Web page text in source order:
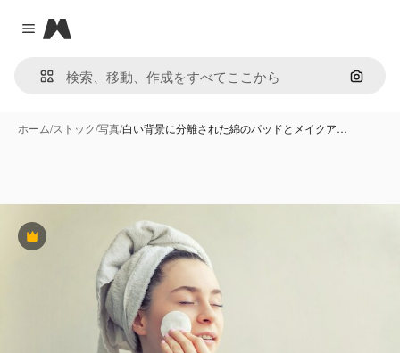
Close menu
Magnific
画像で
ホーム/ストック/写真/白い背景に分離された綿のパッドとメイクア…
Premium